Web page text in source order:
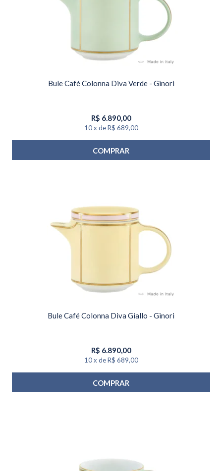
Bule Café Colonna Diva Verde - Ginori
R$ 6.890,00
10 x de R$ 689,00
COMPRAR
Bule Café Colonna Diva Giallo - Ginori
R$ 6.890,00
10 x de R$ 689,00
COMPRAR